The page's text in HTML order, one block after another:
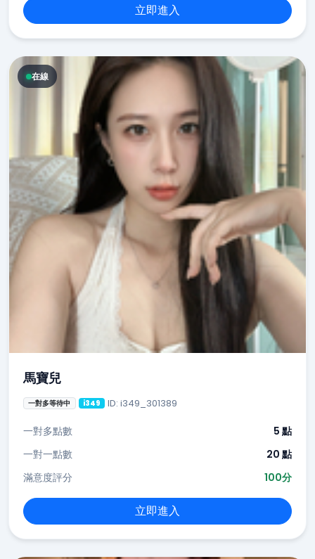
立即進入
在線
馬寶兒
一對多等待中 i349 ID: i349_301389
一對多點數
5 點
一對一點數
20 點
滿意度評分
100分
立即進入